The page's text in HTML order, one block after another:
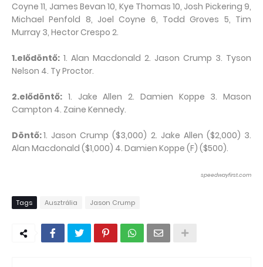
Coyne 11, James Bevan 10, Kye Thomas 10, Josh Pickering 9,
Michael Penfold 8, Joel Coyne 6, Todd Groves 5, Tim
Murray 3, Hector Crespo 2.
1.elődöntő: 1. Alan Macdonald 2. Jason Crump 3. Tyson
Nelson 4. Ty Proctor.
2.elődöntő: 1. Jake Allen 2. Damien Koppe 3. Mason
Campton 4. Zaine Kennedy.
Döntő:1. Jason Crump ($3,000) 2. Jake Allen ($2,000) 3.
Alan Macdonald ($1,000) 4. Damien Koppe (F) ($500).
speedwayfirst.com
Tags Ausztrália Jason Crump